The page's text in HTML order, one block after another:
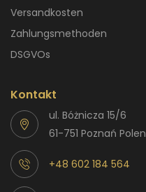
Versandkosten
Zahlungsmethoden
DSGVOs
Kontakt
ul. Bóżnicza 15/6
61-751 Poznań Polen
+48 602 184 564